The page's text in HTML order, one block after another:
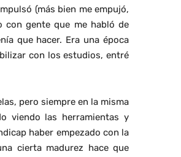
(más bien me empujó,
con gente que me habló de
que hacer. Era una época
con los estudios, entré
pero siempre en la misma
viendo las herramientas y
haber empezado con la
cierta madurez hace que